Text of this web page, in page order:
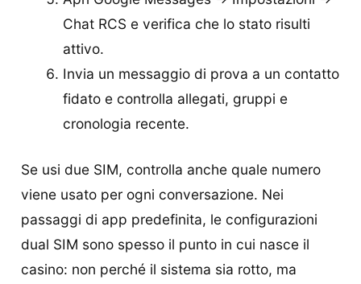
Chat RCS e verifica che lo stato risulti
attivo.
Invia un messaggio di prova a un contatto
fidato e controlla allegati, gruppi e
cronologia recente.
Se usi due SIM, controlla anche quale numero
viene usato per ogni conversazione. Nei
passaggi di app predefinita, le configurazioni
dual SIM sono spesso il punto in cui nasce il
casino: non perché il sistema sia rotto, ma